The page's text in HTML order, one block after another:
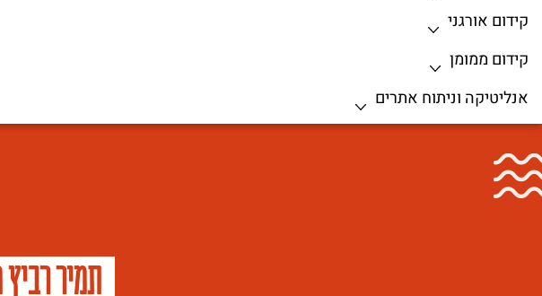
קידום אורגני
קידום ממומן
אנליטיקה וניתוח אתרים
תמיר